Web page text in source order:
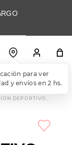
DEPORTIVO
MÁS